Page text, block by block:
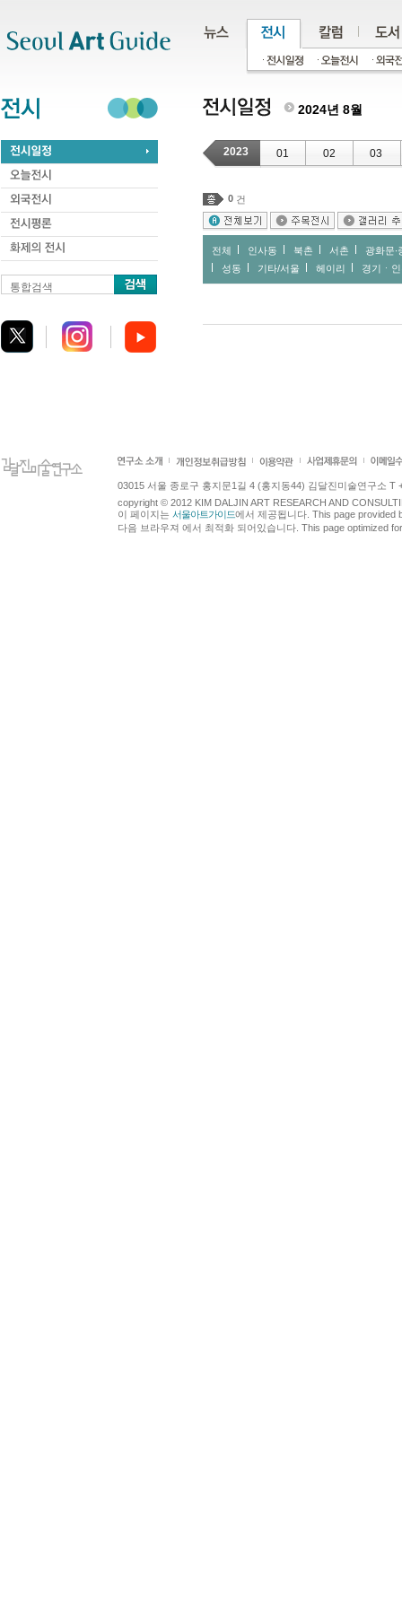
통합검색
2024년 8월
2023 01 02 03
0 건
전체 인사동 북촌 서촌
광화문∙
성동
기타/서울 헤이리 경기ㆍ
03015 서울 종로구 홍지문1길 4 (홍지동44) 김달진미술연구소 T
copyright © 2012 KIM DALJIN ART RESEARCH AND
이 페이지는 서울아트가이드에서 제공됩니다. This page provided
다음 브라우져 에서 최적화 되어있습니다. This page optimized